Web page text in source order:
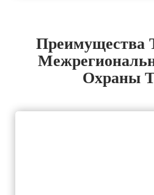
Преимущества
Охраны